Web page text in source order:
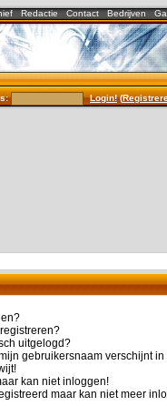
Redactie Contact Bedrijven
Login!(
uitgelogd?
gebruikersnaam verschijnt
kan niet inloggen!
maar kan niet meer